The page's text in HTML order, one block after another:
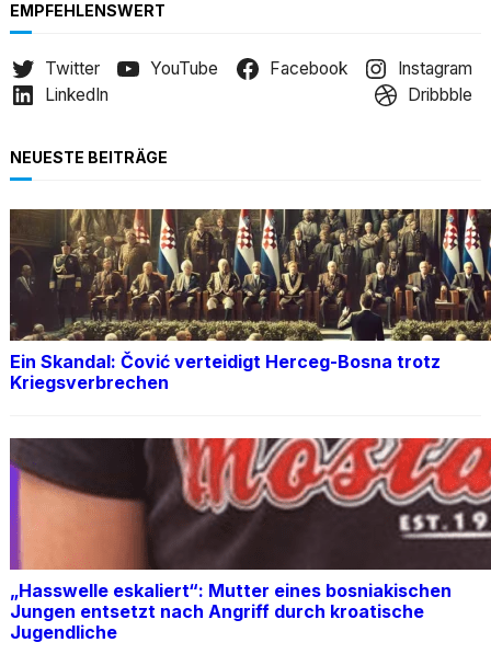
EMPFEHLENSWERT
Twitter YouTube Facebook
Instagram
LinkedIn
Dribbble
NEUESTE BEITRÄGE
Ein Skandal: Čović verteidigt Herceg-Bosna trotz
Kriegsverbrechen
„Hasswelle eskaliert“: Mutter eines bosniakischen
Jungen entsetzt nach Angriff durch kroatische
Jugendliche